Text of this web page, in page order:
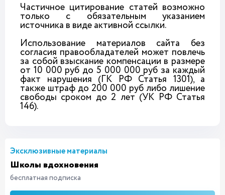
Частичное цитирование статей возможно
только с обязательным указанием
источника в виде активной ссылки.
Использование материалов сайта без
согласия правообладателей может повлечь
за собой взыскание компенсации в размере
от 10 000 руб до 5 000 000 руб за каждый
факт нарушения (ГК РФ Статья 1301), а
также штраф до 200 000 руб либо лишение
свободы сроком до 2 лет (УК РФ Статья
146).
Эксклюзивные материалы
Школы вдохновения
бесплатная подписка